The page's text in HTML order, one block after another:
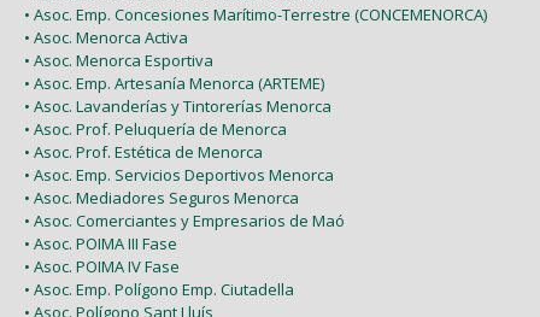
• Asoc. Emp. Concesiones Marítimo-Terrestre (CONCEMENORCA)
• Asoc. Menorca Activa
• Asoc. Menorca Esportiva
• Asoc. Emp. Artesanía Menorca (ARTEME)
• Asoc. Lavanderías y Tintorerías Menorca
• Asoc. Prof. Peluquería de Menorca
• Asoc. Prof. Estética de Menorca
• Asoc. Emp. Servicios Deportivos Menorca
• Asoc. Mediadores Seguros Menorca
• Asoc. Comerciantes y Empresarios de Maó
• Asoc. POIMA III Fase
• Asoc. POIMA IV Fase
• Asoc. Emp. Polígono Emp. Ciutadella
• Asoc. Polígono Sant Lluís